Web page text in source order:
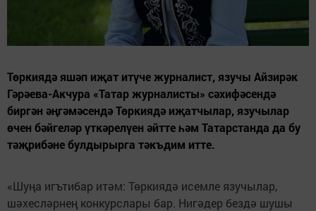
Төркиядә яшәп иҗат итүче журналист, язучы Айзирәк
Гәрәева-Акчура «Татар журналисты» сәхифәсендә
биргән әңгәмәсендә Төркиядә иҗатчылар, язучылар
өчен бәйгеләр үткәрелүен әйтте һәм Татарстанда да бу
тәҗрибәне булдырырга тәкъдим итте.
«Шуңа игътибар итәм: Төркиядә исемле язучылар,
шәхесләрнең конкурслары бар. Нигәдер бездә шушы